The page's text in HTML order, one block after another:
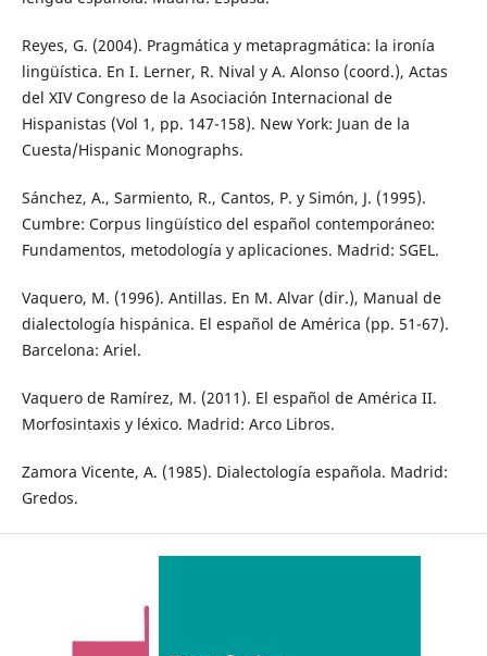
Reyes, G. (2004). Pragmática y metapragmática: la ironía
lingüística. En I. Lerner, R. Nival y A. Alonso (coord.), Actas
del XIV Congreso de la Asociación Internacional de
Hispanistas (Vol 1, pp. 147-158). New York: Juan de la
Cuesta/Hispanic Monographs.
Sánchez, A., Sarmiento, R., Cantos, P. y Simón, J. (1995).
Cumbre: Corpus lingüístico del español contemporáneo:
Fundamentos, metodología y aplicaciones. Madrid: SGEL.
Vaquero, M. (1996). Antillas. En M. Alvar (dir.), Manual de
dialectología hispánica. El español de América (pp. 51-67).
Barcelona: Ariel.
Vaquero de Ramírez, M. (2011). El español de América II.
Morfosintaxis y léxico. Madrid: Arco Libros.
Zamora Vicente, A. (1985). Dialectología española. Madrid:
Gredos.